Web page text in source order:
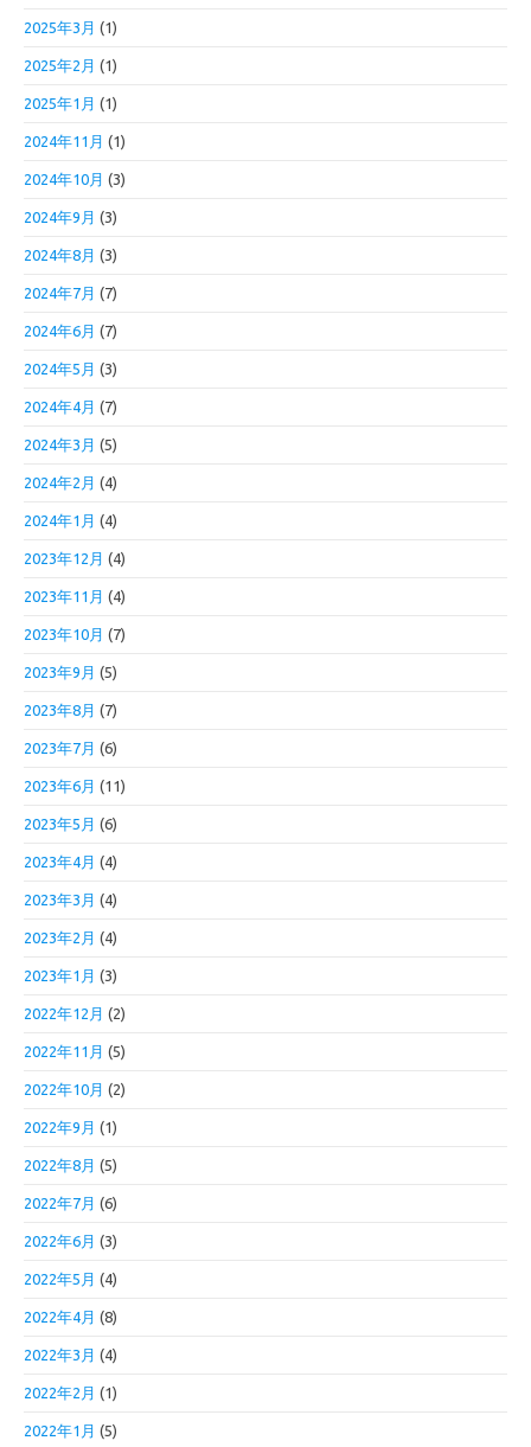
2025年3月 (1)
2025年2月 (1)
2025年1月 (1)
2024年11月 (1)
2024年10月 (3)
2024年9月 (3)
2024年8月 (3)
2024年7月 (7)
2024年6月 (7)
2024年5月 (3)
2024年4月 (7)
2024年3月 (5)
2024年2月 (4)
2024年1月 (4)
2023年12月 (4)
2023年11月 (4)
2023年10月 (7)
2023年9月 (5)
2023年8月 (7)
2023年7月 (6)
2023年6月 (11)
2023年5月 (6)
2023年4月 (4)
2023年3月 (4)
2023年2月 (4)
2023年1月 (3)
2022年12月 (2)
2022年11月 (5)
2022年10月 (2)
2022年9月 (1)
2022年8月 (5)
2022年7月 (6)
2022年6月 (3)
2022年5月 (4)
2022年4月 (8)
2022年3月 (4)
2022年2月 (1)
2022年1月 (5)